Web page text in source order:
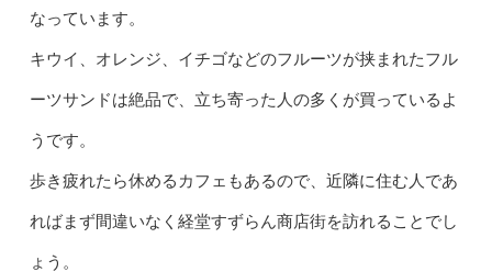
なっています。
キウイ、オレンジ、イチゴなどのフルーツが挟まれたフル
ーツサンドは絶品で、立ち寄った人の多くが買っているよ
うです。
歩き疲れたら休めるカフェもあるので、近隣に住む人であ
ればまず間違いなく経堂すずらん商店街を訪れることでし
ょう。